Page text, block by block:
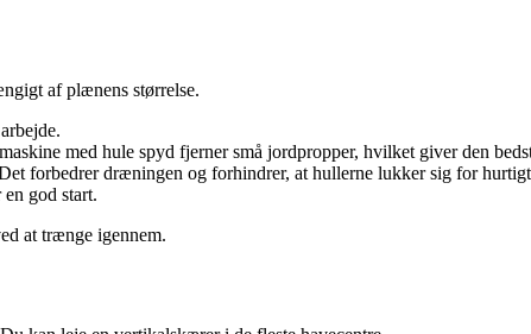
af plænens størrelse.
med hule spyd fjerner små jordpropper, hvilket giver den
forbedrer dræningen og forhindrer, at hullerne lukker sig for
god start.
at trænge igennem.